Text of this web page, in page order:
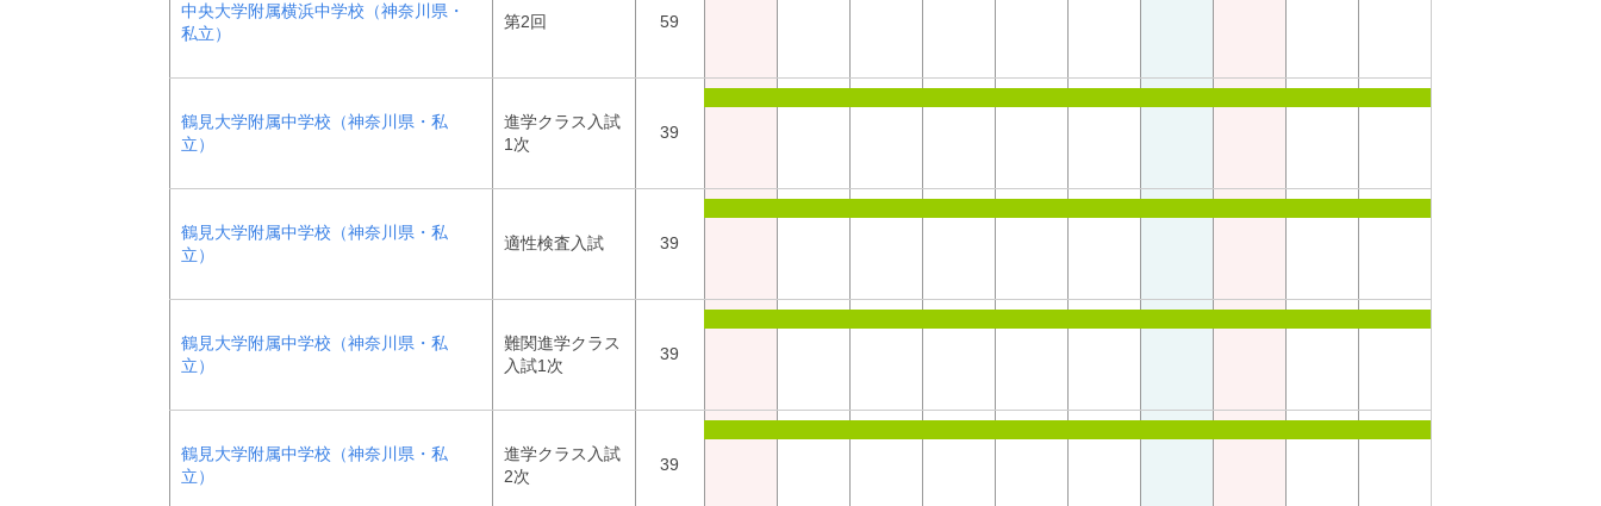
中央大学附属横浜中学校（神奈川県・
私立）
第2回 59
鶴見大学附属中学校（神奈川県・私
立）
進学クラス入試
1次
39
鶴見大学附属中学校（神奈川県・私
立）
適性検査入試 39
鶴見大学附属中学校（神奈川県・私
立）
難関進学クラス
入試1次
39
鶴見大学附属中学校（神奈川県・私
立）
進学クラス入試
2次
39